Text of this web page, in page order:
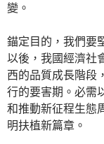
變。
錨定目的，我們要
以後，我國經濟社
西的品質成長階段
行的要害期。必需
和推動新征程生態
明扶植新篇章。